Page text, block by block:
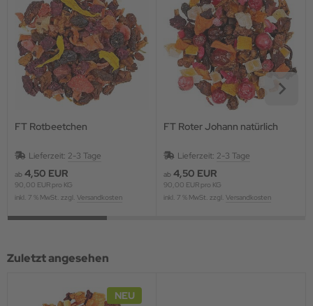
FT Rotbeetchen
Lieferzeit: 2-3 Tage
ab 4,50 EUR
90,00 EUR pro KG
inkl. 7 % MwSt. zzgl. Versandkosten
FT Roter Johann natürlich
Lieferzeit: 2-3 Tage
ab 4,50 EUR
90,00 EUR pro KG
inkl. 7 % MwSt. zzgl. Versandkosten
Zuletzt angesehen
NEU